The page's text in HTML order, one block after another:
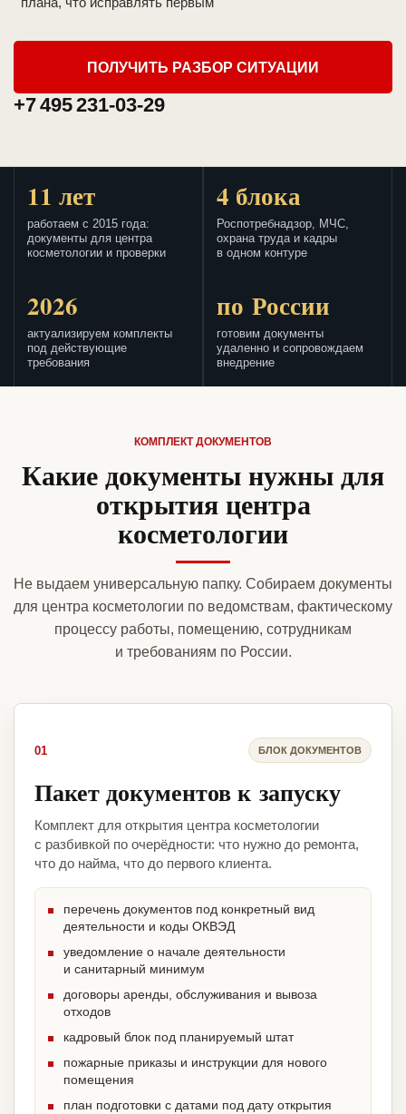
ПОЛУЧИТЬ РАЗБОР СИТУАЦИИ
+7 495 231-03-29
11 лет
работаем с 2015 года:
документы для центра
косметологии и проверки
4 блока
Роспотребнадзор, МЧС,
охрана труда и кадры
в одном контуре
2026
актуализируем комплекты
под действующие
требования
по России
готовим документы
удаленно и сопровождаем
внедрение
КОМПЛЕКТ ДОКУМЕНТОВ
Какие документы нужны для
открытия центра
косметологии
Не выдаем универсальную папку. Собираем документы
для центра косметологии по ведомствам, фактическому
процессу работы, помещению, сотрудникам
и требованиям по России.
01 БЛОК ДОКУМЕНТОВ
Пакет документов к запуску
Комплект для открытия центра косметологии
с разбивкой по очерёдности: что нужно до ремонта,
что до найма, что до первого клиента.
перечень документов под конкретный вид
деятельности и коды ОКВЭД
уведомление о начале деятельности
и санитарный минимум
договоры аренды, обслуживания и вывоза
отходов
кадровый блок под планируемый штат
пожарные приказы и инструкции для нового
помещения
план подготовки с датами под дату открытия